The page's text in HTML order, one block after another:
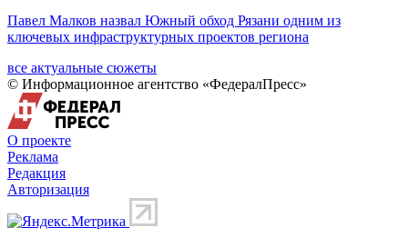
Павел Малков назвал Южный обход Рязани одним из
ключевых инфраструктурных проектов региона
все актуальные сюжеты
© Информационное агентство «ФедералПресс»
О проекте
Реклама
Редакция
Авторизация